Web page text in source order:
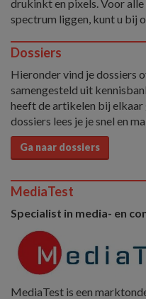
drukinkt en pixels. Voor
spectrum liggen, kunt u bij
Dossiers
Hieronder vind je dossiers
samengesteld uit
heeft de artikelen bij
dossiers lees je je snel en
Ga naar dossiers
MediaTest
Specialist in media- en
MediaTest is een